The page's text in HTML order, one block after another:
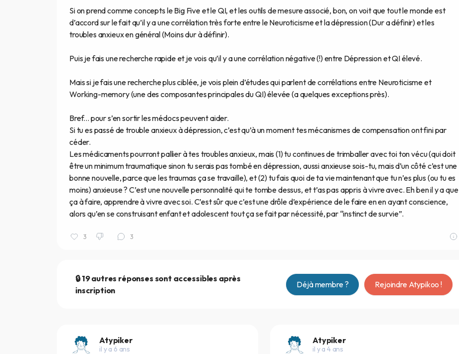
Si on prend comme concepts le Big Five et le QI, et les outils de mesure associé, bon, on voit que tout le monde est
d’accord sur le fait qu’il y a une corrélation très forte entre le Neuroticisme et la dépression (Dur a définir) et les
troubles anxieux en général (Moins dur à définir).
Puis je fais une recherche rapide et je vois qu’il y a une corrélation négative (!) entre Dépression et QI élevé.
Mais si je fais une recherche plus ciblée, je vois plein d’études qui parlent de corrélations entre Neuroticisme et
Working-memory (une des composantes principales du QI) élevée (a quelques exceptions près).
Bref... pour s’en sortir les médocs peuvent aider.
Si tu es passé de trouble anxieux à dépression, c’est qu’à un moment tes mécanismes de compensation ont fini par
céder.
Les médicaments pourront pallier à tes troubles anxieux, mais (1) tu continues de trimballer avec toi ton vécu (qui doit
être un minimum traumatique sinon tu serais pas tombé en dépression, aussi anxieuse sois-tu, mais d’un côté c’est une
bonne nouvelle, parce que les traumas ça se travaille), et (2) tu fais quoi de ta vie maintenant que tu n’es plus (ou tu es
moins) anxieuse ? C’est une nouvelle personnalité qui te tombe dessus, et t’as pas appris à vivre avec. Eh ben il y a que
ça à faire, apprendre à vivre avec soi. C’est sûr que c’est une drôle d’expérience de le faire en en ayant conscience,
alors qu’en se construisant enfant et adolescent tout ça se fait par nécessité, par “instinct de survie”.
3 3
🔒 19 autres réponses sont accessibles après
inscription
Déjà membre ? Rejoindre Atypikoo !
Atypiker
il y a 6 ans
Atypiker
il y a 4 ans